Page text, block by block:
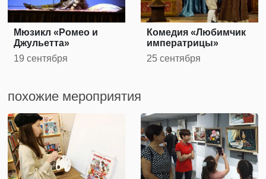
Мюзикл «Ромео и
Джульетта»
19 сентября
Комедия «Любимчик
императрицы»
25 сентября
похожие мероприятия